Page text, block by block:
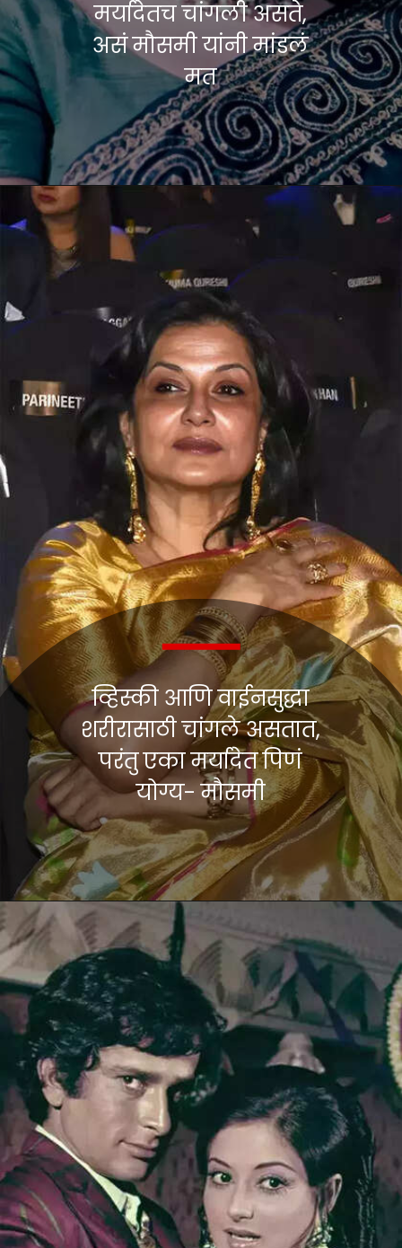
मर्यादेतच चांगली असते,
असं मौसमी यांनी मांडलं
मत
व्हिस्की आणि वाईनसुद्धा
शरीरासाठी चांगले असतात,
परंतु एका मर्यादेत पिणं
योग्य- मौसमी